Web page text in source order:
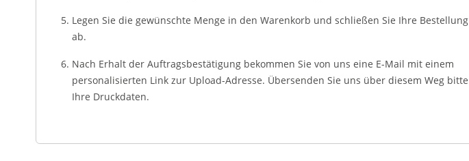
Legen Sie die gewünschte Menge in den Warenkorb und schließen Sie Ihre Bestellung
ab.
Nach Erhalt der Auftragsbestätigung bekommen Sie von uns eine E-Mail mit einem
personalisierten Link zur Upload-Adresse. Übersenden Sie uns über diesem Weg bitte
Ihre Druckdaten.